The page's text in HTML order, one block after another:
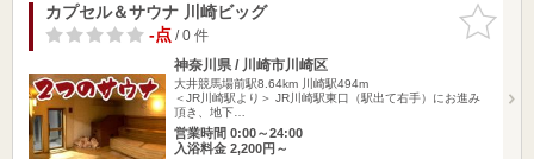
お気に入
りに追加
カプセル＆サウナ 川崎ビッグ
-点/ 0 件
神奈川県 / 川崎市川崎区
大井競馬場前駅8.64km
川崎駅494m
＜JR川崎駅より＞ JR川崎駅東口（駅出て右手）にお進み
頂き、地下…
営業時間 0:00～24:00
入浴料金 2,200円～